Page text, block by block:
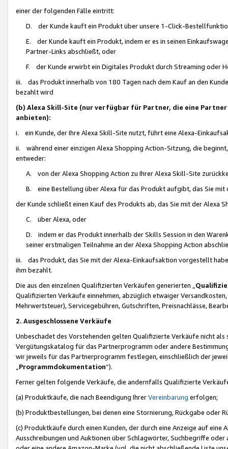
einer der folgenden Fälle eintritt:
D. der Kunde kauft ein Produkt über unsere 1-Click-
E. der Kunde kauft ein Produkt, indem er es in seinen
Partner-Links abschließt, oder
F. der Kunde erwirbt ein Digitales Produkt durch Streaming oder
iii. das Produkt innerhalb von 180 Tagen nach dem Kauf an den
bezahlt wird
(b) Alexa Skill-Site (nur verfügbar für Partner, die eine
anbieten):
i. ein Kunde, der Ihre Alexa Skill-Site nutzt, führt eine Alexa-
ii. während einer einzigen Alexa Shopping Action-Sitzung, die
entweder:
A. von der Alexa Shopping Action zu Ihrer Alexa Skill-Site
B. eine Bestellung über Alexa für das Produkt aufgibt, das Sie mit
der Kunde schließt einen Kauf des Produkts ab, das Sie mit der Alexa
C. über Alexa, oder
D. indem er das Produkt innerhalb der Skills Session in den
seiner erstmaligen Teilnahme an der Alexa Shopping Action
iii. das Produkt, das Sie mit der Alexa-Einkaufsaktion vorgestellt
ihm bezahlt.
Die aus den einzelnen Qualifizierten Verkäufen generierten „
Qualifizierten Verkäufe einnehmen, abzüglich etwaiger
Mehrwertsteuer), Servicegebühren, Gutschriften, Preisnachlässe,
2. Ausgeschlossene Verkäufe
Unbeschadet des Vorstehenden gelten Qualifizierte Verkäufe nicht
Vergütungskatalog für das Partnerprogramm oder andere
wir jeweils für das Partnerprogramm festlegen, einschließlich der
Programmdokumentation“).
Ferner gelten folgende Verkäufe, die andernfalls Qualifizierte
(a) Produktkäufe, die nach Beendigung IhrerVereinbarung erfolgen;
(b) Produktbestellungen, bei denen eine Stornierung, Rückgabe oder
(c) Produktkäufe durch einen Kunden, der durch eine Anzeige auf
Ausschreibungen und Auktionen über Schlagwörter, Suchbegriffe